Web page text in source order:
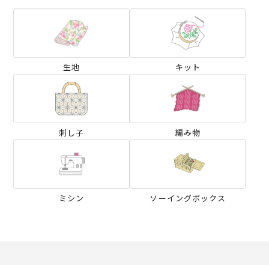
生地 キット
刺し子 編み物
ミシン ソーイングボックス